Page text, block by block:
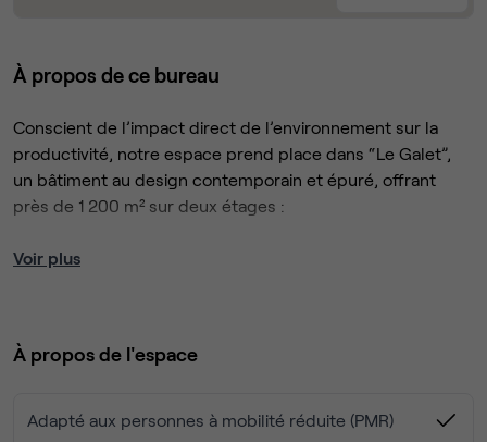
À propos de ce bureau
Conscient de l’impact direct de l’environnement sur la
productivité, notre espace prend place dans “Le Galet”,
un bâtiment au design contemporain et épuré, offrant
près de 1 200 m² sur deux étages :
27 bureaux privatifs de 11 à 61 m²
30 postes de coworking
Service de domiciliation
Voir plus
À propos de l'espace
Adapté aux personnes à mobilité réduite (PMR)